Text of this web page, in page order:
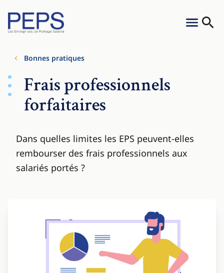
Menu
Bonnes pratiques
Frais professionnels
forfaitaires
Dans quelles limites les EPS peuvent-elles
rembourser des frais professionnels aux
salariés portés ?